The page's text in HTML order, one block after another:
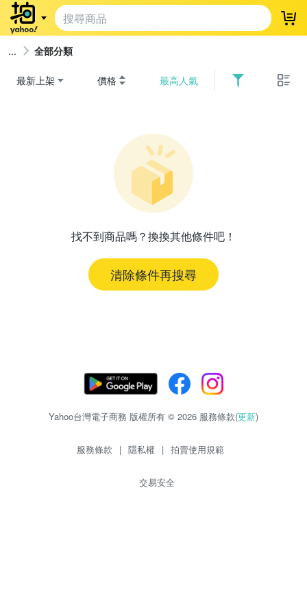
登
全部分類
最新上架 價格 最高人氣
找不到商品嗎？換換其他條件吧！
清除條件再搜尋
Yahoo台灣電子商務 版權所有 © 2026 服務條款(更新)
服務條款 | 隱私權 | 拍賣使用規範
交易安全